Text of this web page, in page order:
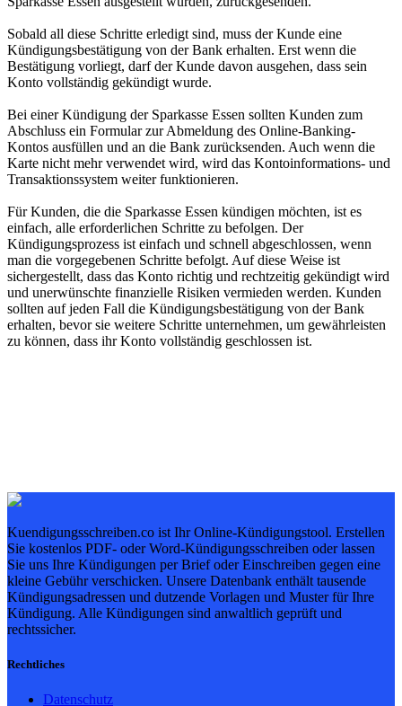
Sobald all diese Schritte erledigt sind, muss der Kunde eine
Kündigungsbestätigung von der Bank erhalten. Erst wenn die
Bestätigung vorliegt, darf der Kunde davon ausgehen, dass sein
Konto vollständig gekündigt wurde.
Bei einer Kündigung der Sparkasse Essen sollten Kunden zum
Abschluss ein Formular zur Abmeldung des Online-Banking-
Kontos ausfüllen und an die Bank zurücksenden. Auch wenn die
Karte nicht mehr verwendet wird, wird das Kontoinformations- und
Transaktionssystem weiter funktionieren.
Für Kunden, die die Sparkasse Essen kündigen möchten, ist es
einfach, alle erforderlichen Schritte zu befolgen. Der
Kündigungsprozess ist einfach und schnell abgeschlossen, wenn
man die vorgegebenen Schritte befolgt. Auf diese Weise ist
sichergestellt, dass das Konto richtig und rechtzeitig gekündigt wird
und unerwünschte finanzielle Risiken vermieden werden. Kunden
sollten auf jeden Fall die Kündigungsbestätigung von der Bank
erhalten, bevor sie weitere Schritte unternehmen, um gewährleisten
zu können, dass ihr Konto vollständig geschlossen ist.
Kuendigungsschreiben.co ist Ihr Online-Kündigungstool. Erstellen
Sie kostenlos PDF- oder Word-Kündigungsschreiben oder lassen
Sie uns Ihre Kündigungen per Brief oder Einschreiben gegen eine
kleine Gebühr verschicken. Unsere Datenbank enthält tausende
Kündigungsadressen und dutzende Vorlagen und Muster für Ihre
Kündigung. Alle Kündigungen sind anwaltlich geprüft und
rechtssicher.
Rechtliches
Datenschutz